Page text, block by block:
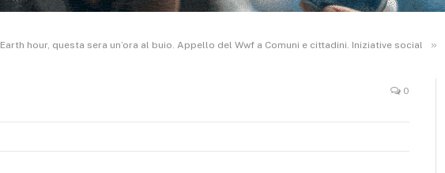
Earth hour, questa sera un’ora al buio. Appello del Wwf a Comuni e cittadini. Iniziative social »
0